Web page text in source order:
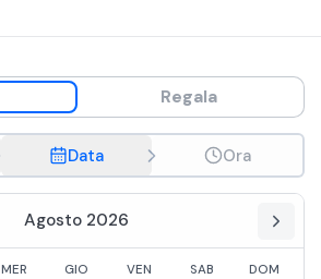
Regala
Data Ora
Agosto 2026
MER GIO VEN SAB DOM